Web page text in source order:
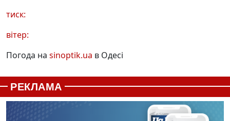
тиск:
вітер:
Погода на sinoptik.ua в Одесі
РЕКЛАМА